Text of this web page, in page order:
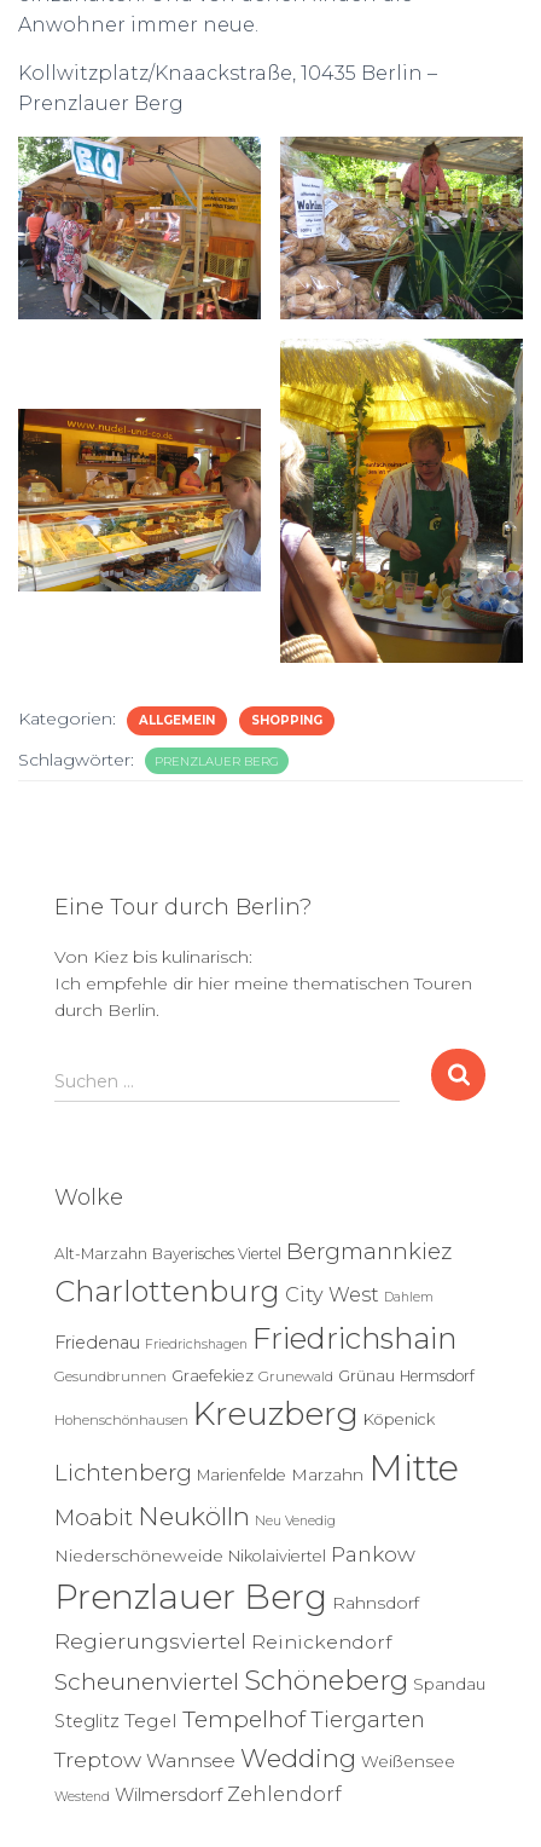
Anwohner immer neue.
Kollwitzplatz/Knaackstraße, 10435 Berlin –
Prenzlauer Berg
Kategorien: ALLGEMEIN SHOPPING
Schlagwörter: PRENZLAUER BERG
Eine Tour durch Berlin?
Von Kiez bis kulinarisch:
Ich empfehle dir hier meine thematischen Touren
durch Berlin.
S
u
n
a
c
:
Suchen …
Wolke
Alt-Marzahn Bayerisches Viertel Bergmannkiez
Charlottenburg City West Dahlem
Friedenau Friedrichshagen Friedrichshain
Gesundbrunnen Graefekiez Grunewald Grünau Hermsdorf
Hohenschönhausen Kreuzberg Köpenick
Lichtenberg Marienfelde Marzahn Mitte
Moabit Neukölln Neu Venedig
Niederschöneweide Nikolaiviertel Pankow
Prenzlauer Berg Rahnsdorf
Regierungsviertel Reinickendorf
Scheunenviertel Schöneberg Spandau
Steglitz Tegel TempelhofTiergarten
Treptow Wannsee Wedding Weißensee
Westend Wilmersdorf Zehlendorf